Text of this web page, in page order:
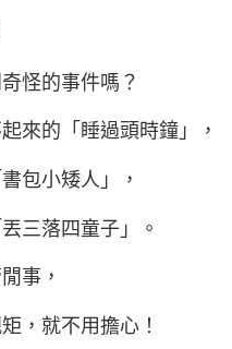
怪的事件嗎？
來的「睡過頭時鐘」，
包小矮人」，
三落四童子」。
事，
，就不用擔心！